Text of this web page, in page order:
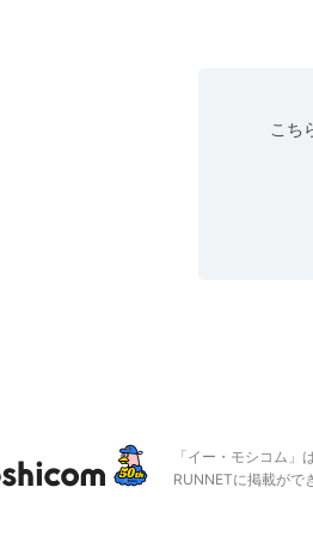
こち
「イー・モシコム
RUNNETに掲載がで